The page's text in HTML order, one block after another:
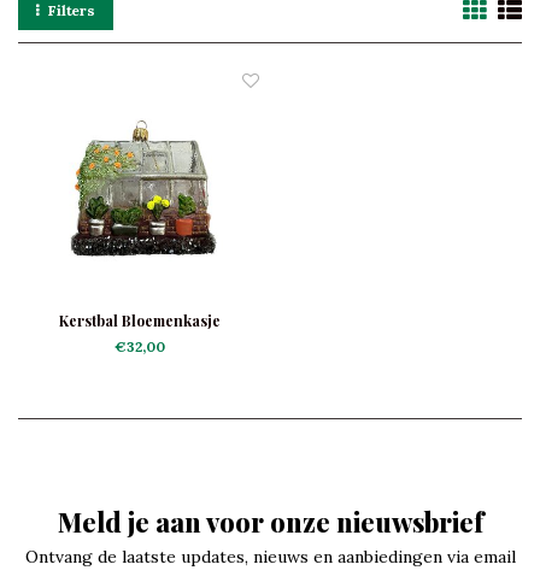
Filters
Kerstbal Bloemenkasje
€32,00
Meld je aan voor onze nieuwsbrief
Ontvang de laatste updates, nieuws en aanbiedingen via email